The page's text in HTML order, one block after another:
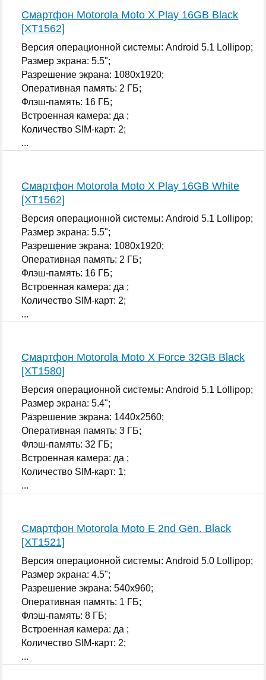
Смартфон Motorola Moto X Play 16GB Black
[XT1562]
Версия операционной системы: Android 5.1 Lollipop;
Размер экрана: 5.5";
Разрешение экрана: 1080x1920;
Оперативная память: 2 ГБ;
Флэш-память: 16 ГБ;
Встроенная камера: да ;
Количество SIM-карт: 2;
...
Смартфон Motorola Moto X Play 16GB White
[XT1562]
Версия операционной системы: Android 5.1 Lollipop;
Размер экрана: 5.5";
Разрешение экрана: 1080x1920;
Оперативная память: 2 ГБ;
Флэш-память: 16 ГБ;
Встроенная камера: да ;
Количество SIM-карт: 2;
...
Смартфон Motorola Moto X Force 32GB Black
[XT1580]
Версия операционной системы: Android 5.1 Lollipop;
Размер экрана: 5.4";
Разрешение экрана: 1440x2560;
Оперативная память: 3 ГБ;
Флэш-память: 32 ГБ;
Встроенная камера: да ;
Количество SIM-карт: 1;
...
Смартфон Motorola Moto E 2nd Gen. Black
[XT1521]
Версия операционной системы: Android 5.0 Lollipop;
Размер экрана: 4.5";
Разрешение экрана: 540x960;
Оперативная память: 1 ГБ;
Флэш-память: 8 ГБ;
Встроенная камера: да ;
Количество SIM-карт: 2;
...